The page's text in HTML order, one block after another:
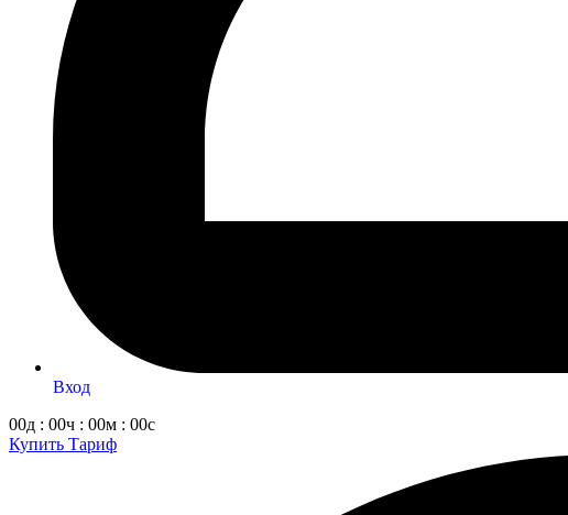
Вход
00д : 00ч : 00м : 00с
Купить Тариф